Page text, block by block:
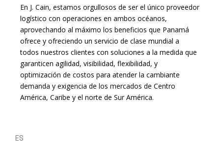
En J. Cain, estamos orgullosos de ser el único proveedor
logístico con operaciones en ambos océanos,
aprovechando al máximo los beneficios que Panamá
ofrece y ofreciendo un servicio de clase mundial a
todos nuestros clientes con soluciones a la medida que
garanticen agilidad, visibilidad, flexibilidad, y
optimización de costos para atender la cambiante
demanda y exigencia de los mercados de Centro
América, Caribe y el norte de Sur América.
ES